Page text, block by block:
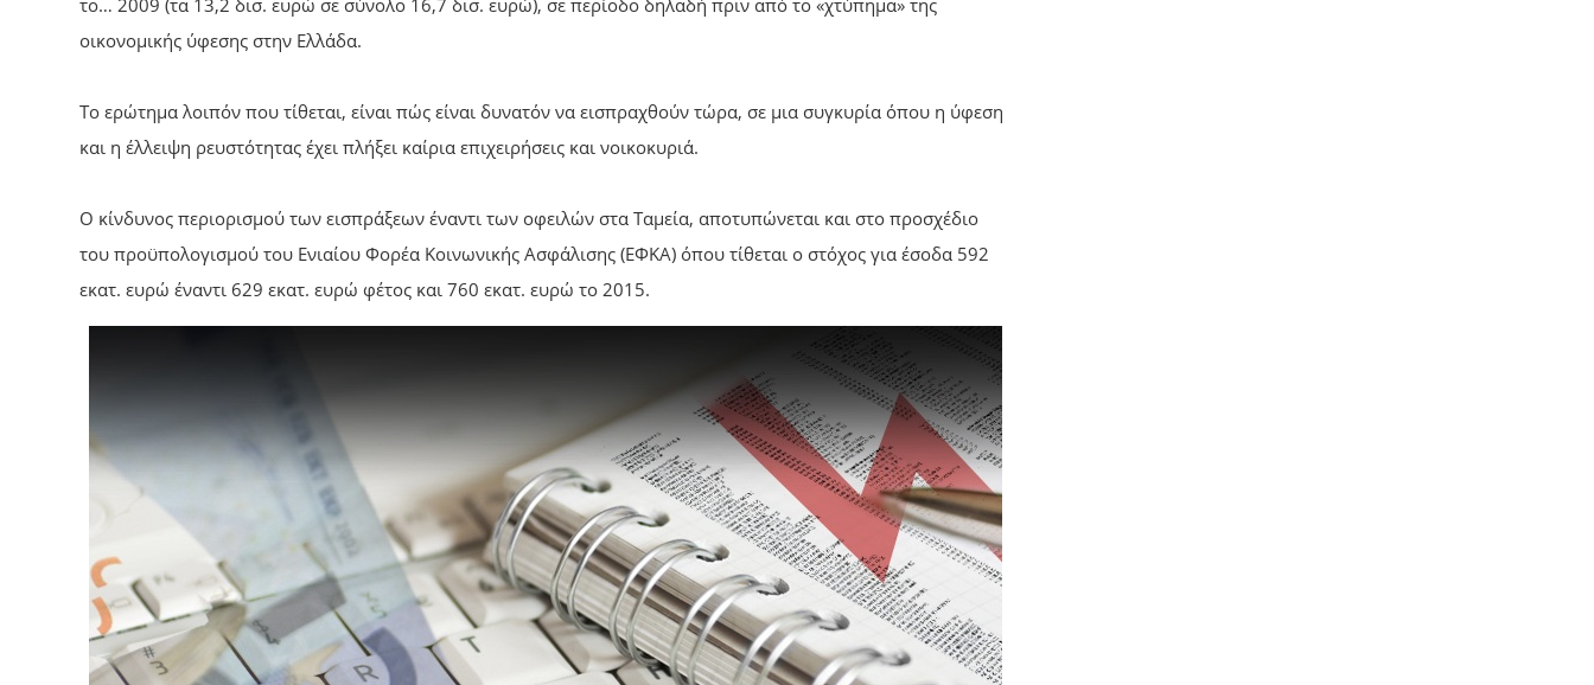
οικονομικής ύφεσης στην Ελλάδα.
Το ερώτημα λοιπόν που τίθεται, είναι πώς είναι δυνατόν να εισπραχθούν τώρα, σε μια συγκυρία όπου η ύφεση
και η έλλειψη ρευστότητας έχει πλήξει καίρια επιχειρήσεις και νοικοκυριά.
Ο κίνδυνος περιορισμού των εισπράξεων έναντι των οφειλών στα Ταμεία, αποτυπώνεται και στο προσχέδιο
του προϋπολογισμού του Ενιαίου Φορέα Κοινωνικής Ασφάλισης (ΕΦΚΑ) όπου τίθεται ο στόχος για έσοδα 592
εκατ. ευρώ έναντι 629 εκατ. ευρώ φέτος και 760 εκατ. ευρώ το 2015.